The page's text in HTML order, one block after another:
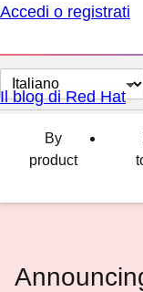
Accedi o registrati
Cambia
lingua
Il blog di Red Hat
By
product